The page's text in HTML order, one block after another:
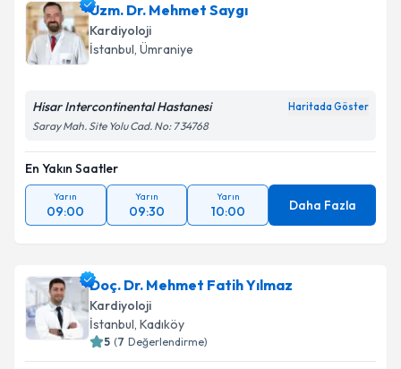
için bir takvim hazırlandığında e-posta ile
bilgilendireceğiz.
E-posta Adresiniz
Kişisel verilerimin işlenmesine ilişkinAydınlatma
Metni
kapsamda işlenmesini kabul ediyorum.
Uzm. Dr. Mehmet Saygı
Kardiyoloji
İstanbul, Ümraniye
Hisar Intercontinental Hastanesi Haritada Göster
Saray Mah. Site Yolu Cad. No: 7 34768
En Yakın Saatler
Yarın
09:00
Yarın
09:30
Yarın
10:00 Daha Fazla
Doç. Dr. Mehmet Fatih Yılmaz
Kardiyoloji
İstanbul, Kadıköy
5 (7 Değerlendirme)